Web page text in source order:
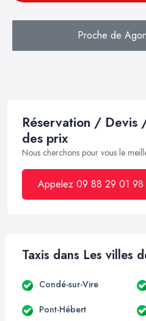
Proche de
Réservation / Devis
des prix
Nous cherchons pour vous le
Appelez 09 88 29 01 98
Taxis dans Les villes
Condé-sur-Vire
Pont-Hébert